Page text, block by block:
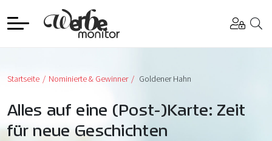
Startseite Nominierte & Gewinner Goldener Hahn
Alles auf eine (Post-)Karte: Zeit
für neue Geschichten